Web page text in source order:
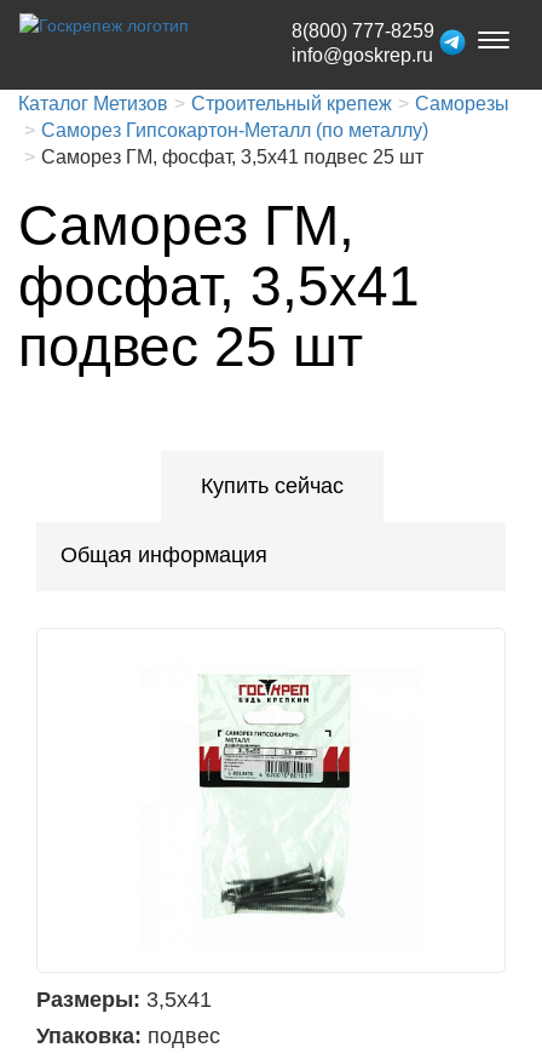
Toggle
8(800) 777-8259
info@goskrep.ru
Каталог Метизов Строительный крепеж
Саморезы
Саморез Гипсокартон-Металл (по металлу)
Саморез ГМ, фосфат, 3,5x41 подвес 25 шт
Саморез ГМ,
фосфат, 3,5x41
подвес 25 шт
Купить сейчас
Общая информация
Размеры: 3,5х41
Упаковка: подвес